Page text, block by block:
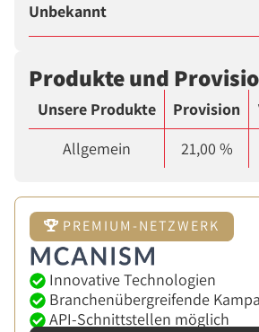
Unbekannt
Produkte und
Unsere Produkte Provision
Allgemein
21,00 %
PREMIUM-NETZWERK
Innovative Technologien
Branchenübergreifende
API-Schnittstellen möglich